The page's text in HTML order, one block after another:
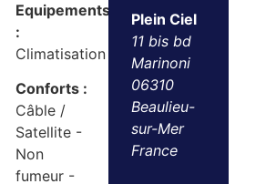
Equipements
:
Climatisation
Conforts :
Câble /
Satellite -
Non
fumeur -
Plein Ciel
11 bis bd
Marinoni
06310
Beaulieu-
sur-Mer
France